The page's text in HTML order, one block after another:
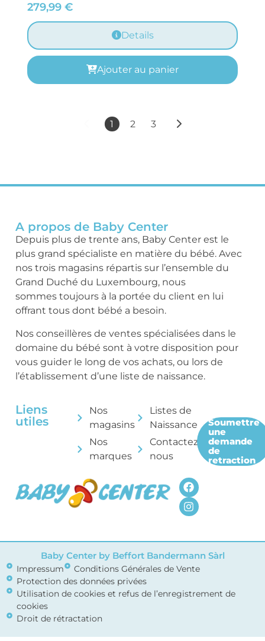
279,99 €
Details
Ajouter au panier
1 2 3
A propos de Baby Center
Depuis plus de trente ans, Baby Center est le
plus grand spécialiste en matière du bébé. Avec
nos trois magasins répartis sur l’ensemble du
Grand Duché du Luxembourg, nous
sommes toujours à la portée du client en lui
offrant tous dont bébé a besoin.
Nos conseillères de ventes spécialisées dans le
domaine du bébé sont à votre disposition pour
vous guider le long de vos achats, ou lors de
l’établissement d’une liste de naissance.
Liens
utiles
Nos
magasins
Nos
marques
Listes de
Naissance
Contactez-
nous
Soumettre
une
demande
de
retraction
Baby Center by Beffort Bandermann Sàrl
Impressum
Conditions Générales de Vente
Protection des données privées
Utilisation de cookies et refus de l’enregistrement de
cookies
Droit de rétractation